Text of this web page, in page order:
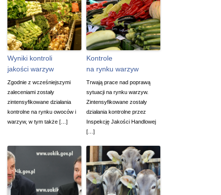
Wyniki kontroli
jakości warzyw
Zgodnie z wcześniejszymi
zaleceniami zostały
zintensyfikowane działania
kontrolne na rynku owoców i
warzyw, w tym także […]
Kontrole
na rynku warzyw
Trwają prace nad poprawą
sytuacji na rynku warzyw.
Zintensyfikowane zostały
działania kontrolne przez
Inspekcję Jakości Handlowej
[…]